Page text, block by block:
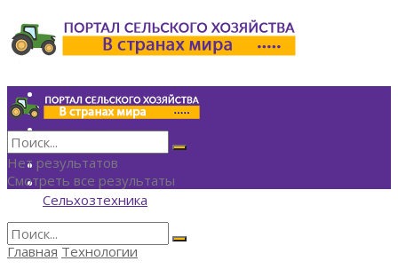
Инвестиции
Агрономия
Политика
Финансы
Технологии
Экономика
Сельхозтехника
Нет результатов
Нет результатов
Смотреть все результаты
Главная Технологии